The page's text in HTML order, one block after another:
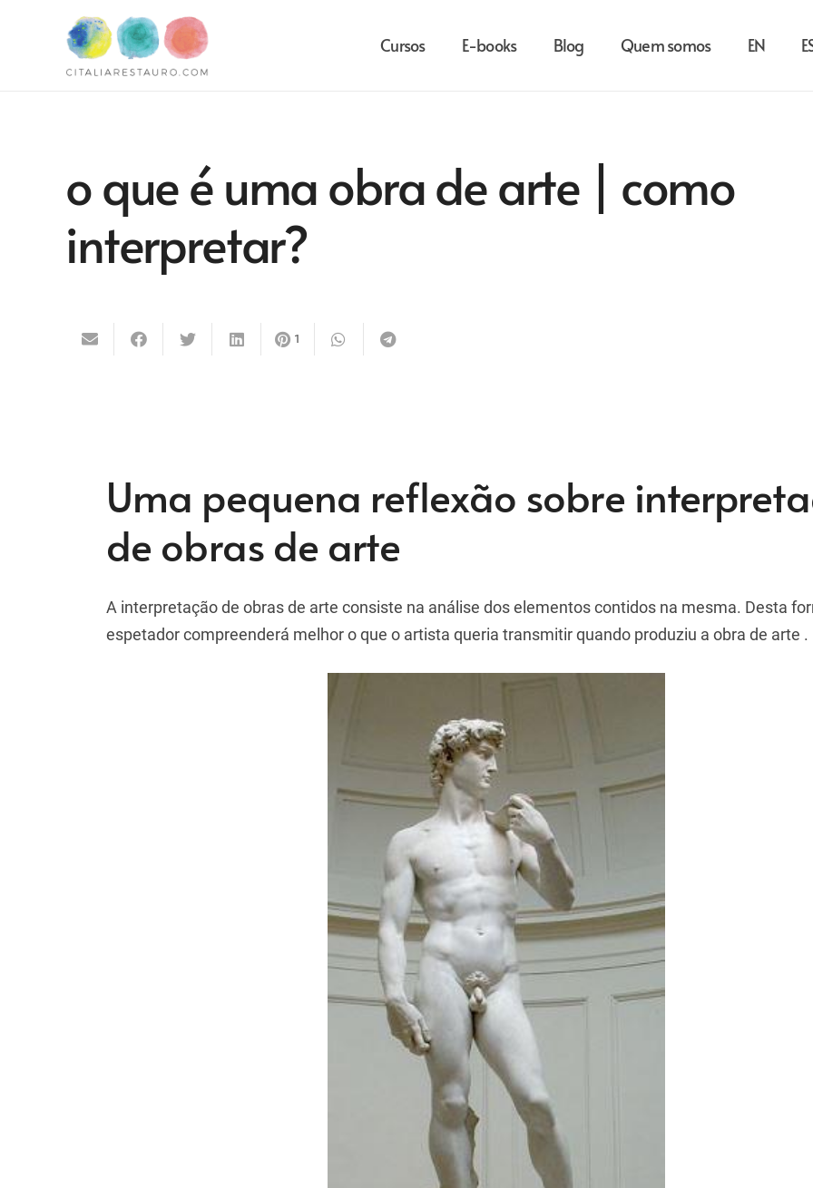
Cursos E-books Blog Quem somos EN
o que é uma obra de arte | como
interpretar?
1
Uma pequena reflexão sobre
de obras de arte
A interpretação de obras de arte consiste na análise dos elementos contidos na mesma. Desta
espetador compreenderá melhor o que o artista queria transmitir quando produziu a obra de arte .